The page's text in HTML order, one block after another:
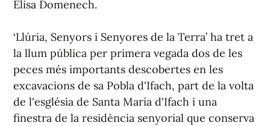
Elisa Domenech.
‘Llúria, Senyors i Senyores de la Terra’ ha tret a
la llum pública per primera vegada dos de les
peces més importants descobertes en les
excavacions de sa Pobla d'Ifach, part de la volta
de l'església de Santa María d'Ifach i una
finestra de la residència senyorial que conserva